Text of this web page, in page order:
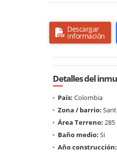
Descargar
información
Detalles del
País: Colombia
Zona / barrio:
Área Terreno: 285
Baño medio: Si
Año construcción: